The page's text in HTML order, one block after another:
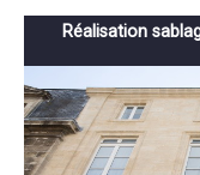
Réalisation